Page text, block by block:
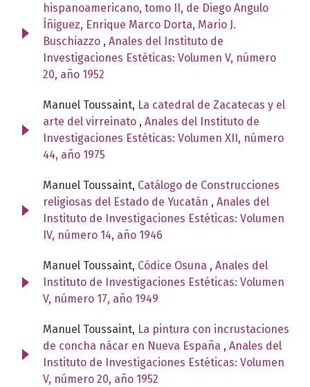
hispanoamericano, tomo II, de Diego Angulo
Íñiguez, Enrique Marco Dorta, Mario J.
Buschiazzo , Anales del Instituto de
Investigaciones Estéticas: Volumen V, número
20, año 1952
Manuel Toussaint, La catedral de Zacatecas y el
arte del virreinato , Anales del Instituto de
Investigaciones Estéticas: Volumen XII, número
44, año 1975
Manuel Toussaint, Catálogo de Construcciones
religiosas del Estado de Yucatán , Anales del
Instituto de Investigaciones Estéticas: Volumen
IV, número 14, año 1946
Manuel Toussaint, Códice Osuna , Anales del
Instituto de Investigaciones Estéticas: Volumen
V, número 17, año 1949
Manuel Toussaint, La pintura con incrustaciones
de concha nácar en Nueva España , Anales del
Instituto de Investigaciones Estéticas: Volumen
V, número 20, año 1952